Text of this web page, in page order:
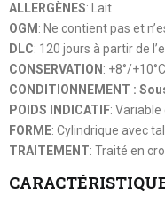
ALLERGÈNES: Lait
OGM : Ne contient pas et
DLC: 120 jours à partir de
CONSERVATION : +8°/+10°C
CONDITIONNEMENT :
POIDS INDICATIF: Variable
FORME: Cylindrique avec
TRAITEMENT: Traité en